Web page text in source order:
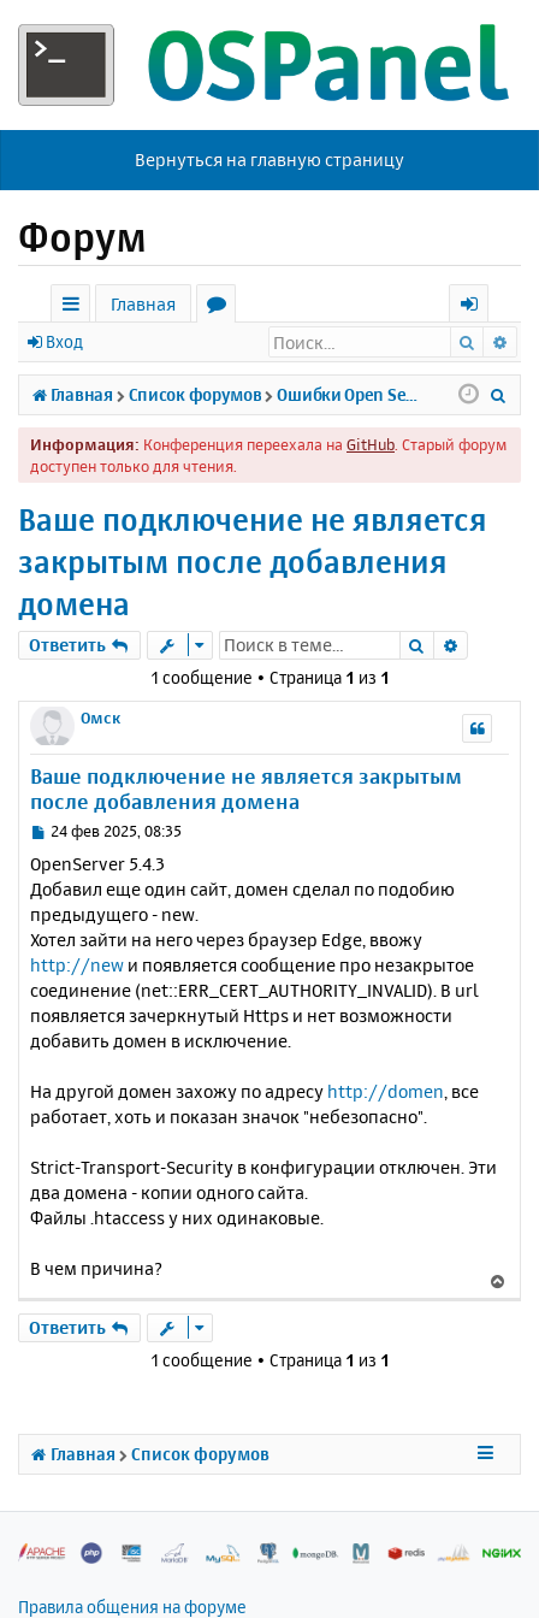
Вернуться на главную страницу
Форум
с
ы
л
к
Главная
р
у
м
х
о
д
Вход Поиск
Главная Список форумов
Информация: Конференция переехала на GitHub . Старый форум
доступен только для чтения.
Ваше подключение не является
закрытым после добавления
домена
Ответить Поиск
1 сообщение • Страница 1 из 1
Омск
Ваше подключение не является закрытым
после добавления домена
С
о
б
щ
е
н
е
24 фев 2025, 08:35
OpenServer 5.4.3
Добавил еще один сайт, домен сделал по подобию
предыдущего - new.
Хотел зайти на него через браузер Edge, ввожу
http://new и появляется сообщение про незакрытое
соединение (net::ERR_CERT_AUTHORITY_INVALID). В url
появляется зачеркнутый Https и нет возможности
добавить домен в исключение.
На другой домен захожу по адресу http://domen, все
работает, хоть и показан значок "небезопасно".
Strict-Transport-Security в конфигурации отключен. Эти
два домена - копии одного сайта.
Файлы .htaccess у них одинаковые.
В чем причина?
е
с
н
ч
Ответить
1 сообщение • Страница 1 из 1
Главная Список форумов
Правила общения на форуме